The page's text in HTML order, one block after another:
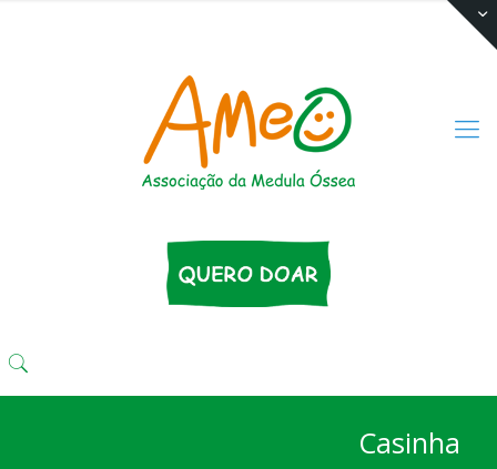
Casinha